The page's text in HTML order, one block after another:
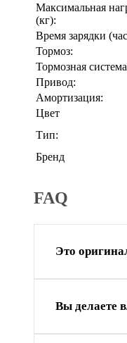
Максимальная
(кг):
Время зарядки
Тормоз:
Тормозная
Привод:
Амортизация:
Цвет
Тип:
Бренд
FAQ
Это
Вы делаете